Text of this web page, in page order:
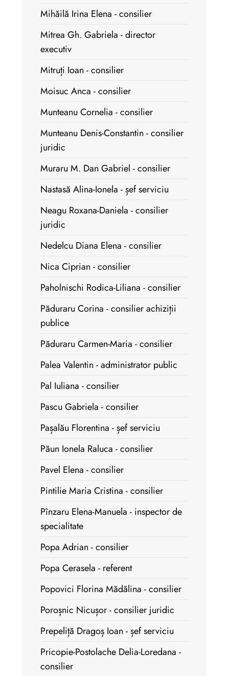
Mihăilă Irina Elena - consilier
Mitrea Gh. Gabriela - director
executiv
Mitruți Ioan - consilier
Moisuc Anca - consilier
Munteanu Cornelia - consilier
Munteanu Denis-Constantin - consilier
juridic
Muraru M. Dan Gabriel - consilier
Nastasă Alina-Ionela - șef serviciu
Neagu Roxana-Daniela - consilier
juridic
Nedelcu Diana Elena - consilier
Nica Ciprian - consilier
Paholnischi Rodica-Liliana - consilier
Păduraru Corina - consilier achiziții
publice
Păduraru Carmen-Maria - consilier
Palea Valentin - administrator public
Pal Iuliana - consilier
Pascu Gabriela - consilier
Pașalău Florentina - șef serviciu
Păun Ionela Raluca - consilier
Pavel Elena - consilier
Pintilie Maria Cristina - consilier
Pînzaru Elena-Manuela - inspector de
specialitate
Popa Adrian - consilier
Popa Cerasela - referent
Popovici Florina Mădălina - consilier
Poroșnic Nicușor - consilier juridic
Prepeliță Dragoș Ioan - șef serviciu
Pricopie-Postolache Delia-Loredana -
consilier